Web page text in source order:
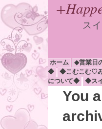
ス
ホーム ◆営業日
◆
◆こむこむ♡
について◆
◆ス
You